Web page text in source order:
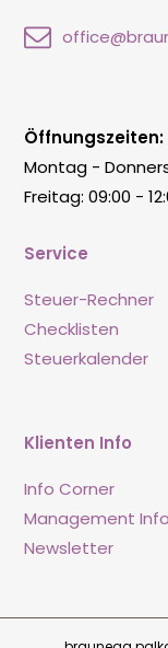
Service
Steuer-Rechner
Checklisten
Steuerkalender
Klienten Info
Info Corner
Management Info
Newsletter
Öffnungszeiten:
Montag -
Freitag: 09:00 -